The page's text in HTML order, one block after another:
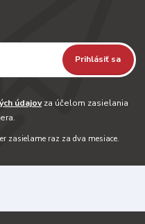
Prihlásiť sa
údajovza účelom zasielania
zasielame raz za dva mesiace.